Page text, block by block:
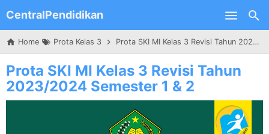
Skip to main content
CentralPendidikan
Home Prota Kelas 3 Prota SKI MI Kelas 3 Revisi Tahun 2023/2024 Semester 1 & 2
Prota SKI MI Kelas 3 Revisi Tahun
2023/2024 Semester 1 & 2